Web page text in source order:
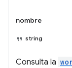
nombre
string
Consulta la